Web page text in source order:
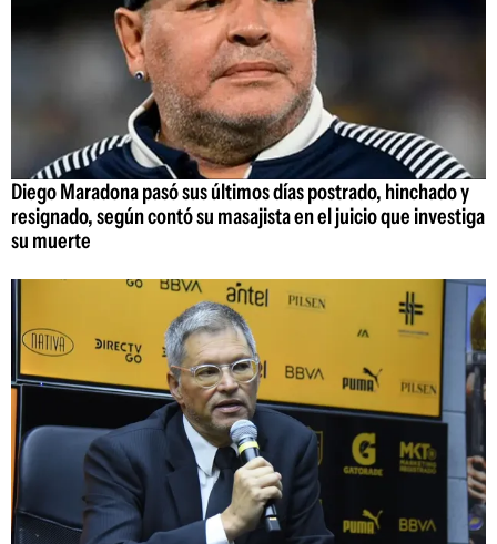
Diego Maradona pasó sus últimos días postrado, hinchado y
resignado, según contó su masajista en el juicio que investiga
su muerte